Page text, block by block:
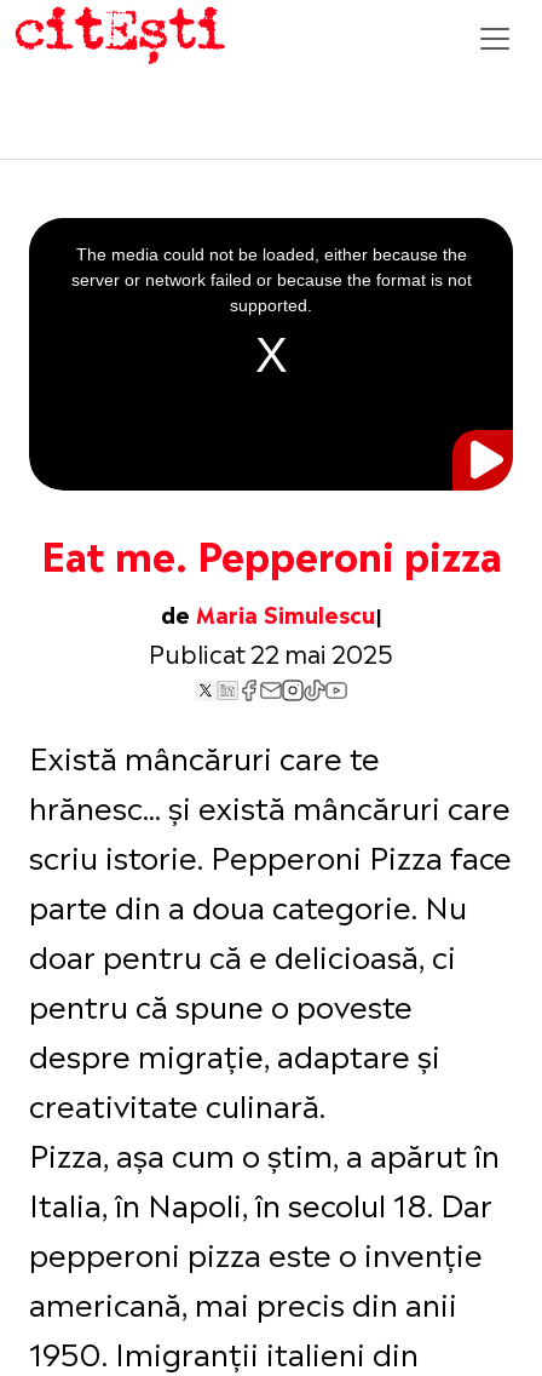
Eat me. Pepperoni pizza
de Maria Simulescu
Publicat 22 mai 2025
This
is
a
The media could not be loaded, either because the
server or network failed or because the format is not
supported.
Există mâncăruri care te
hrănesc... și există mâncăruri care
scriu istorie. Pepperoni Pizza face
parte din a doua categorie. Nu
doar pentru că e delicioasă, ci
pentru că spune o poveste
despre migrație, adaptare și
creativitate culinară.
Pizza, așa cum o știm, a apărut în
Italia, în Napoli, în secolul 18. Dar
pepperoni pizza este o invenție
americană, mai precis din anii
1950. Imigranții italieni din